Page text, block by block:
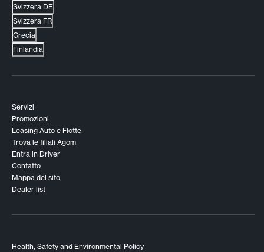
Svizzera DE
Svizzera FR
Grecia
Finlandia
Servizi
Promozioni
Leasing Auto e Flotte
Trova le filiali Agom
Entra in Driver
Contatto
Mappa del sito
Dealer list
Health, Safety and Environmental Policy